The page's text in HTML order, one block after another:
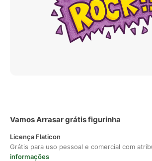
Vamos Arrasar grátis figurinha
Licença Flaticon
Grátis para uso pessoal e comercial com
informações